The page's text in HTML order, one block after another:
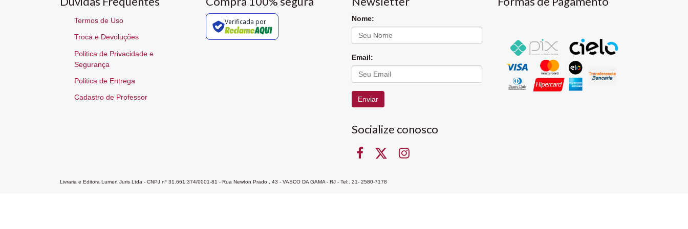
Termos de Uso
Troca e Devoluções
Politica de Privacidade e
Segurança
Politica de Entrega
Cadastro de Professor
Verificada por Nome:
Email:
Enviar
Socialize conosco
Livraria e Editora Lumen Juris Ltda - CNPJ n° 31.661.374/0001-81 - Rua Newton Prado , 43 - VASCO DA GAMA - RJ - Tel:. 21- 2580-7178